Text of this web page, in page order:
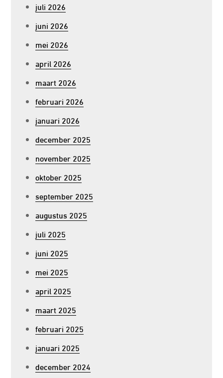
juli 2026
juni 2026
mei 2026
april 2026
maart 2026
februari 2026
januari 2026
december 2025
november 2025
oktober 2025
september 2025
augustus 2025
juli 2025
juni 2025
mei 2025
april 2025
maart 2025
februari 2025
januari 2025
december 2024